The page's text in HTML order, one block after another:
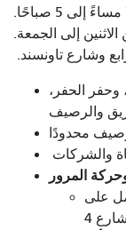
إلى الجمعة.
وشارع تاونسند.
وحفر الحفر،
والرصيف
محدودًا
والشركات
المرور
على
4